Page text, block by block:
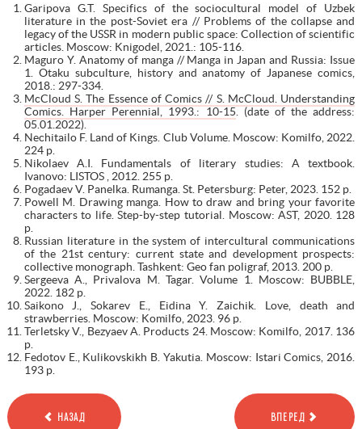
Garipova G.T. Specifics of the sociocultural model of Uzbek
literature in the post-Soviet era // Problems of the collapse and
legacy of the USSR in modern public space: Collection of scientific
articles. Moscow: Knigodel, 2021.: 105-116.
Maguro Y. Anatomy of manga // Manga in Japan and Russia: Issue
1. Otaku subculture, history and anatomy of Japanese comics,
2018.: 297-334.
McCloud S. The Essence of Comics // S. McCloud. Understanding
Comics. Harper Perennial, 1993.: 10-15 . (date of the address:
05.01.2022).
Nechitailo F. Land of Kings. Club Volume. Moscow: Komilfo, 2022.
224 p.
Nikolaev A.I. Fundamentals of literary studies: A textbook.
Ivanovo: LISTOS , 2012. 255 p.
Pogadaev V. Panelka. Rumanga. St. Petersburg: Peter, 2023. 152 p.
Powell M. Drawing manga. How to draw and bring your favorite
characters to life. Step-by-step tutorial. Moscow: AST, 2020. 128
p.
Russian literature in the system of intercultural communications
of the 21st century: current state and development prospects:
collective monograph. Tashkent: Geo fan poligraf, 2013. 200 p.
Sergeeva A., Privalova M. Tagar. Volume 1. Moscow: BUBBLE,
2022. 182 p.
Saikono J., Sokarev E., Eidina Y. Zaichik. Love, death and
strawberries. Moscow: Komilfo, 2023. 96 p.
Terletsky V., Bezyaev A. Products 24. Moscow: Komilfo, 2017. 136
p.
Fedotov E., Kulikovskikh B. Yakutia. Moscow: Istari Comics, 2016.
193 p.
НАЗАД ВПЕРЕД